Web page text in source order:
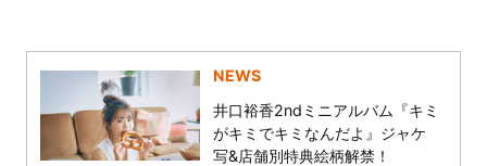
NEWS
井口裕香2ndミニアルバム『キミ
がキミでキミなんだよ』ジャケ
写&店舗別特典絵柄解禁！